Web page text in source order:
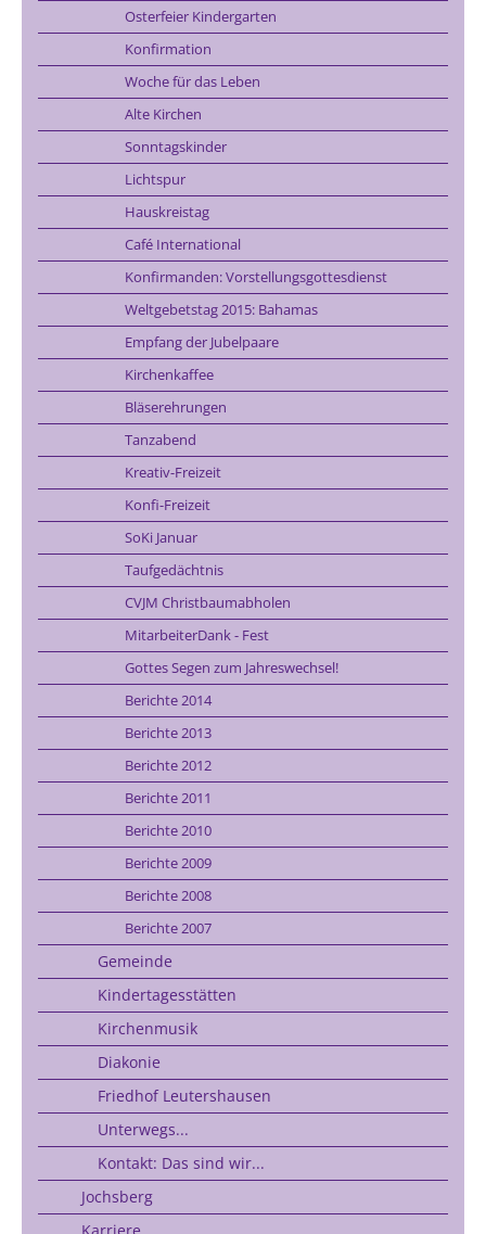
Osterfeier Kindergarten
Konfirmation
Woche für das Leben
Alte Kirchen
Sonntagskinder
Lichtspur
Hauskreistag
Café International
Konfirmanden: Vorstellungsgottesdienst
Weltgebetstag 2015: Bahamas
Empfang der Jubelpaare
Kirchenkaffee
Bläserehrungen
Tanzabend
Kreativ-Freizeit
Konfi-Freizeit
SoKi Januar
Taufgedächtnis
CVJM Christbaumabholen
MitarbeiterDank - Fest
Gottes Segen zum Jahreswechsel!
Berichte 2014
Berichte 2013
Berichte 2012
Berichte 2011
Berichte 2010
Berichte 2009
Berichte 2008
Berichte 2007
Gemeinde
Kindertagesstätten
Kirchenmusik
Diakonie
Friedhof Leutershausen
Unterwegs...
Kontakt: Das sind wir...
Jochsberg
Karriere